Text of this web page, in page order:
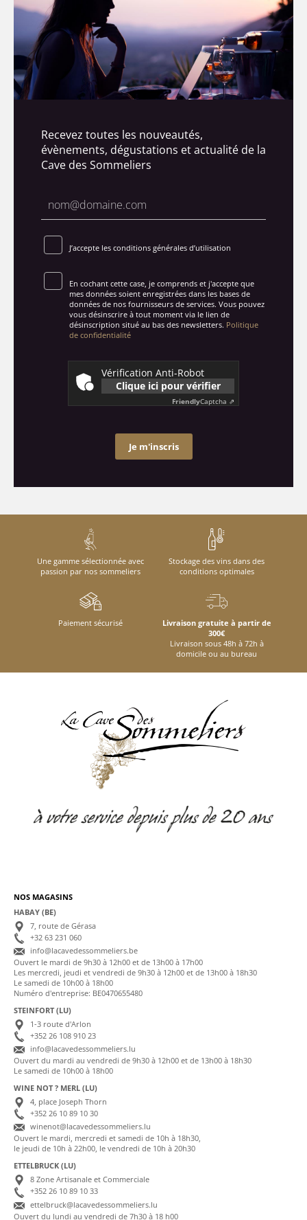
Recevez toutes les nouveautés,
évènements, dégustations et actualité de la
Cave des Sommeliers
J’accepte les conditions générales d’utilisation
En cochant cette case, je comprends et j'accepte que
mes données soient enregistrées dans les bases de
données de nos fournisseurs de services. Vous pouvez
vous désinscrire à tout moment via le lien de
désinscription situé au bas des newsletters. Politique
de confidentialité
Vérification Anti-Robot
Clique ici pour vérifier
FriendlyCaptcha ⇗
Je m'inscris
Une gamme sélectionnée avec
passion par nos sommeliers
Stockage des vins dans des
conditions optimales
Paiement sécurisé
Livraison gratuite à partir de
300€
Livraison sous 48h à 72h à
domicile ou au bureau
NOS MAGASINS
HABAY (BE)
7, route de Gérasa
+32 63 231 060
info@lacavedessommeliers.be
Ouvert le mardi de 9h30 à 12h00 et de 13h00 à 17h00
Les mercredi, jeudi et vendredi de 9h30 à 12h00 et de 13h00 à 18h30
Le samedi de 10h00 à 18h00
Numéro d'entreprise: BE0470655480
STEINFORT (LU)
1-3 route d'Arlon
+352 26 108 910 23
info@lacavedessommeliers.lu
Ouvert du mardi au vendredi de 9h30 à 12h00 et de 13h00 à 18h30
Le samedi de 10h00 à 18h00
WINE NOT ? MERL (LU)
4, place Joseph Thorn
+352 26 10 89 10 30
winenot@lacavedessommeliers.lu
Ouvert le mardi, mercredi et samedi de 10h à 18h30,
le jeudi de 10h à 22h00, le vendredi de 10h à 20h30
ETTELBRUCK (LU)
8 Zone Artisanale et Commerciale
+352 26 10 89 10 33
ettelbruck@lacavedessommeliers.lu
Ouvert du lundi au vendredi de 7h30 à 18 h00